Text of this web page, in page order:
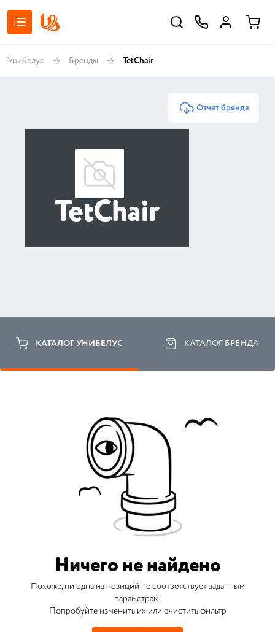
Унибелус Бренды TetChair
Отчет бренда
TetChair
КАТАЛОГ УНИБЕЛУС КАТАЛОГ БРЕНДА
Ничего не найдено
Похоже, ни одна из позиций не соответствует заданным
параметрам.
Попробуйте изменить их или очистить фильтр